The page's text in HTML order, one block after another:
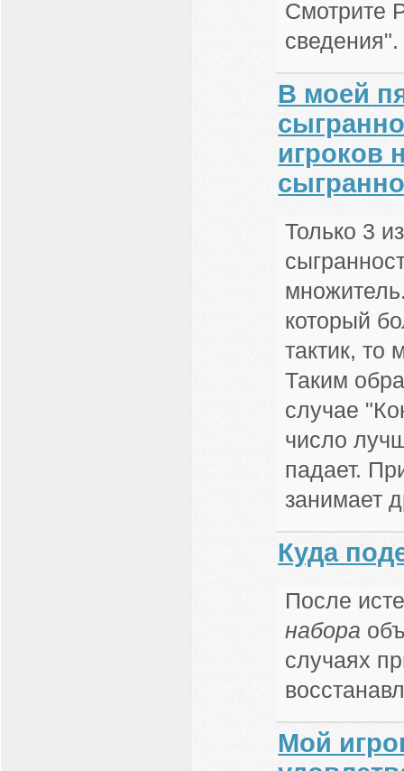
Смотрите
сведения".
В моей
игроков
Только 3
который
тактик, то
Таким
случае
число
падает.
занимает
Куда
После
набора
случаях
Мой